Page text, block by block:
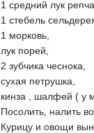
1 средний лук
1 стебель
1 морковь,
лук порей,
2 зубчика чеснока,
сухая петрушка,
кинза , шалфей ( у
Посолить, налить
Курицу и овощи